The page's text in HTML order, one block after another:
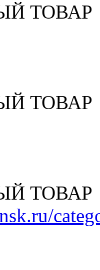
ТОВАР
ТОВАР
ТОВАР